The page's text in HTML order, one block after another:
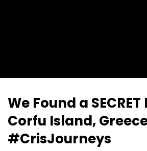
We Found a SECRET
Corfu Island,
#CrisJourneys